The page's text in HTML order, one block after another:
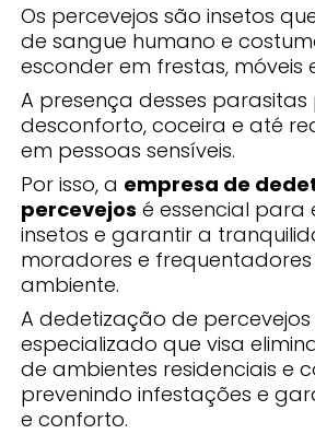
Os percevejos são insetos
de sangue humano e
esconder em frestas, móveis
A presença desses
desconforto, coceira e até
em pessoas sensíveis.
Por isso, a empresa de
percevejos é essencial para
insetos e garantir a
moradores e
ambiente.
A dedetização de percevejos
especializado que visa
de ambientes residenciais e
prevenindo infestações e
e conforto.